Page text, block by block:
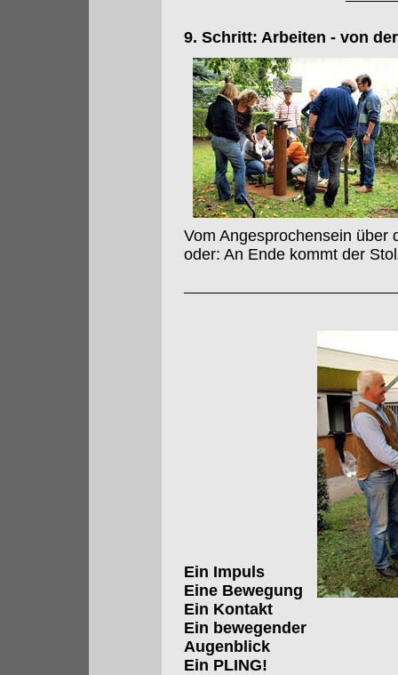
9. Schritt: Arbeiten - von
Vom Angesprochensein über
oder: An Ende kommt der
Ein Impuls
Eine Bewegung
Ein Kontakt
Ein bewegender
Augenblick
Ein PLING!